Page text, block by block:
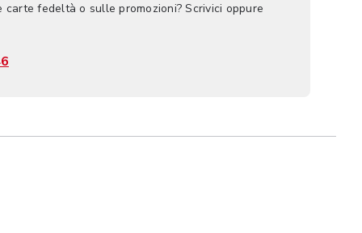
fedeltà o sulle promozioni? Scrivici oppure